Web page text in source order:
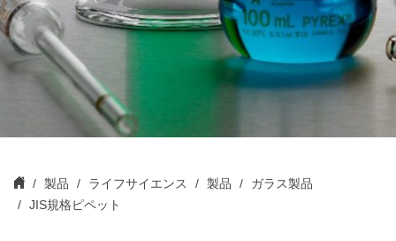
製品 ライフサイエンス 製品
ガラス製品
JIS規格ピペット